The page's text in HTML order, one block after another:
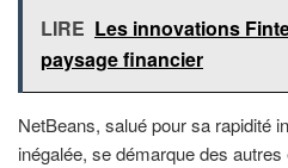
LIRE Les innovations
paysage financier
NetBeans, salué pour sa rapidité
inégalée, se démarque des